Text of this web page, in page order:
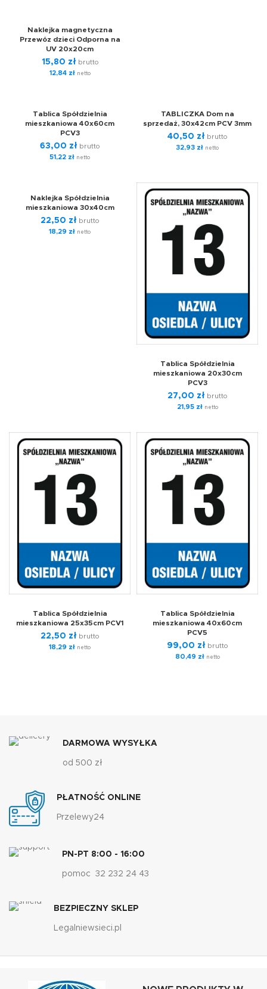
Naklejka magnetyczna
Przewóz dzieci Odporna na
UV 20x20cm
15,80 zł brutto
12,84 złnetto
Tablica Spółdzielnia
mieszkaniowa 40x60cm
PCV3
63,00 zł brutto
51,22 zł netto
TABLICZKA Dom na
sprzedaż, 30x42cm PCV 3mm
40,50 zł brutto
32,93 zł netto
Naklejka Spółdzielnia
mieszkaniowa 30x40cm
22,50 zł brutto
18,29 zł netto
Tablica Spółdzielnia
mieszkaniowa 20x30cm
PCV3
27,00 zł brutto
21,95 złnetto
Tablica Spółdzielnia
mieszkaniowa 25x35cm PCV1
22,50 zł brutto
18,29 zł netto
Tablica Spółdzielnia
mieszkaniowa 40x60cm
PCV5
99,00 zł brutto
80,49 złnetto
DARMOWA WYSYŁKA
od 500 zł
PŁATNOŚĆ ONLINE
Przelewy24
PN-PT 8:00 - 16:00
pomoc 32 232 24 43
BEZPIECZNY SKLEP
Legalniewsieci.pl